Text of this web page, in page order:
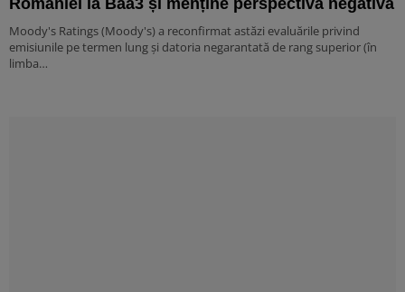
Moody's Ratings (Moody's) a reconfirmat astăzi evaluările privind
emisiunile pe termen lung și datoria negarantată de rang superior (în
limba…